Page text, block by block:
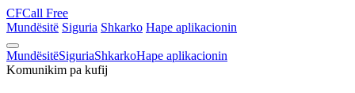
CFCall Free
Mundësitë Siguria Shkarko Hape aplikacionin
MundësitëSiguriaShkarkoHape aplikacionin
Komunikim pa kufij